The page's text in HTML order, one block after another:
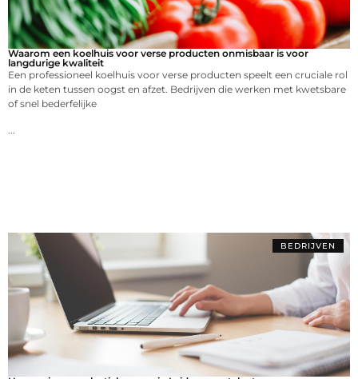
Waarom een koelhuis voor verse producten onmisbaar is voor
langdurige kwaliteit
Een professioneel koelhuis voor verse producten speelt een cruciale rol
in de keten tussen oogst en afzet. Bedrijven die werken met kwetsbare
of snel bederfelijke
BEDRIJVEN